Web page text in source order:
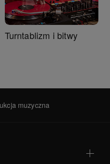
Turntablizm i bitwy
muzyczna